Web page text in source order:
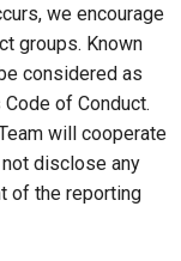
we encourage
groups. Known
considered as
of Conduct.
will cooperate
disclose any
of the reporting